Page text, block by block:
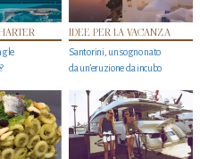
IDEE PER LA VACANZA
Santorini, un sogno nato
da un’eruzione da incubo